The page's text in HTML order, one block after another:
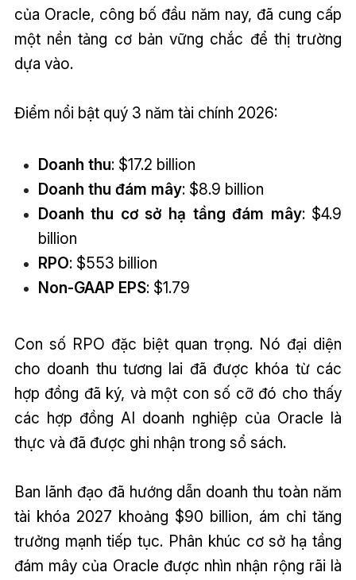
của Oracle, công bố đầu năm nay, đã cung cấp
một nền tảng cơ bản vững chắc để thị trường
dựa vào.
Điểm nổi bật quý 3 năm tài chính 2026:
Doanh thu: $17.2 billion
Doanh thu đám mây: $8.9 billion
Doanh thu cơ sở hạ tầng đám mây: $4.9
billion
RPO: $553 billion
Non-GAAP EPS: $1.79
Con số RPO đặc biệt quan trọng. Nó đại diện
cho doanh thu tương lai đã được khóa từ các
hợp đồng đã ký, và một con số cỡ đó cho thấy
các hợp đồng AI doanh nghiệp của Oracle là
thực và đã được ghi nhận trong sổ sách.
Ban lãnh đạo đã hướng dẫn doanh thu toàn năm
tài khóa 2027 khoảng $90 billion, ám chỉ tăng
trưởng mạnh tiếp tục. Phân khúc cơ sở hạ tầng
đám mây của Oracle được nhìn nhận rộng rãi là